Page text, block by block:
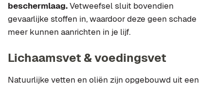
beschermlaag.Vetweefsel sluit bovendien
gevaarlijke stoffen in, waardoor deze geen schade
meer kunnen aanrichten in je lijf.
Lichaamsvet & voedingsvet
Natuurlijke vetten en oliën zijn opgebouwd uit een